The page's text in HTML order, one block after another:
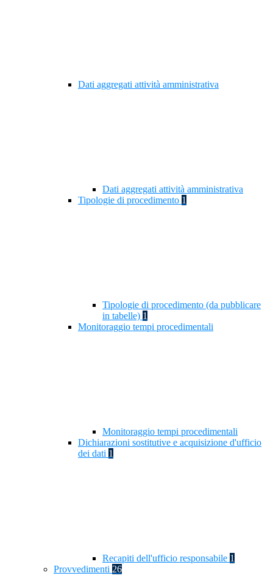
Dati aggregati attività amministrativa
Dati aggregati attività amministrativa
Tipologie di procedimento 1
Tipologie di procedimento (da pubblicare
in tabelle) 1
Monitoraggio tempi procedimentali
Monitoraggio tempi procedimentali
Dichiarazioni sostitutive e acquisizione d'ufficio
dei dati 1
Recapiti dell'ufficio responsabile 1
Provvedimenti 26